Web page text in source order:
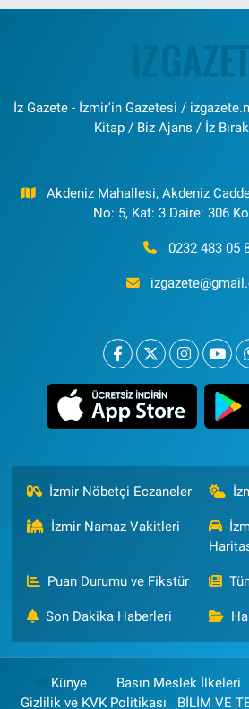
İz Gazete - İzmir'in Gazetesi /
Kitap / Biz Ajans / İz
Akdeniz Mahallesi, Akdeniz
No: 5, Kat: 3 Daire: 306
0232 483 05
İzmir Nöbetçi Eczaneler
İzmir Namaz Vakitleri
Puan Durumu ve Fikstür
Son Dakika Haberleri
Künye Basın Meslek İlkeleri
Gizlilik ve KVK Politikası
BİLİM VE